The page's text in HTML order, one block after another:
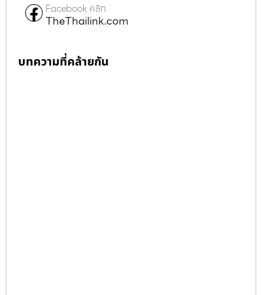
Facebook คลิก
TheThailink.com
บทความที่คล้ายกัน